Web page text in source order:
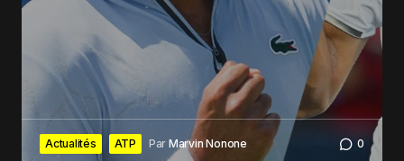
Actualités ATP Par Marvin Nonone 0